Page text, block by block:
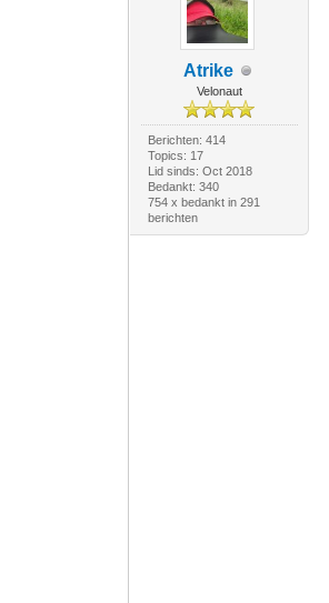
Atrike
Velonaut
Berichten: 414
Topics: 17
Lid sinds: Oct 2018
Bedankt: 340
754 x bedankt in 291
berichten